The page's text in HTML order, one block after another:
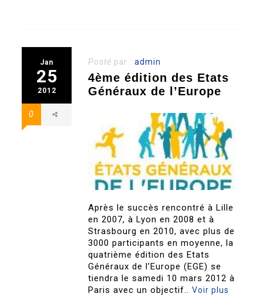
Jan
25
2012
0
Posté par :admin
4ème édition des Etats
Généraux de l’Europe
Après le succès rencontré à Lille
en 2007, à Lyon en 2008 et à
Strasbourg en 2010, avec plus de
3000 participants en moyenne, la
quatrième édition des Etats
Généraux de l’Europe (EGE) se
tiendra le samedi 10 mars 2012 à
Paris avec un objectif..Voir plus